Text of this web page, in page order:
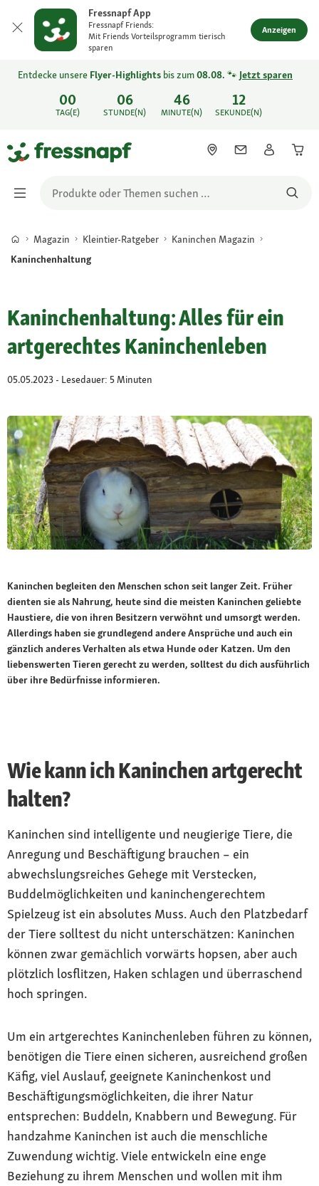
Fressnapf App
Fressnapf Friends:
Mit Friends Vorteilsprogramm tierisch
sparen
Anzeigen
00
TAG(E)
06
STUNDE(N)
46
MINUTE(N)
12
SEKUNDE(N)
Entdecke unsere Flyer-Highlights bis zum08.08. 🐾 Jetzt sparen
Magazin Kleintier-Ratgeber
Kaninchen Magazin
Kaninchenhaltung
Kaninchenhaltung: Alles für ein
artgerechtes Kaninchenleben
05.05.2023 - Lesedauer: 5 Minuten
Kaninchen begleiten den Menschen schon seit langer Zeit. Früher
dienten sie als Nahrung, heute sind die meisten Kaninchen geliebte
Haustiere, die von ihren Besitzern verwöhnt und umsorgt werden.
Allerdings haben sie grundlegend andere Ansprüche und auch ein
gänzlich anderes Verhalten als etwa Hunde oder Katzen. Um den
liebenswerten Tieren gerecht zu werden, solltest du dich ausführlich
über ihre Bedürfnisse informieren.
Wie kann ich Kaninchen artgerecht
halten?
Kaninchen sind intelligente und neugierige Tiere, die
Anregung und Beschäftigung brauchen – ein
abwechslungsreiches Gehege mit Verstecken,
Buddelmöglichkeiten und kaninchengerechtem
Spielzeug ist ein absolutes Muss. Auch den Platzbedarf
der Tiere solltest du nicht unterschätzen: Kaninchen
können zwar gemächlich vorwärts hopsen, aber auch
plötzlich losflitzen, Haken schlagen und überraschend
hoch springen.
Um ein artgerechtes Kaninchenleben führen zu können,
benötigen die Tiere einen sicheren, ausreichend großen
Käfig, viel Auslauf, geeignete Kaninchenkost und
Beschäftigungsmöglichkeiten, die ihrer Natur
entsprechen: Buddeln, Knabbern und Bewegung. Für
handzahme Kaninchen ist auch die menschliche
Zuwendung wichtig. Viele entwickeln eine enge
Beziehung zu ihrem Menschen und wollen mit ihm